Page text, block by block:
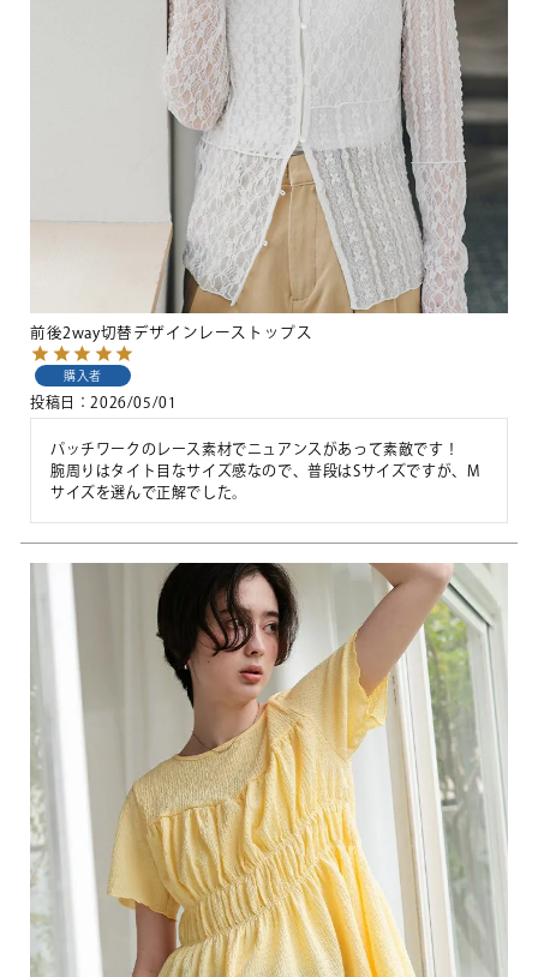
前後2way切替デザインレーストップス
購入者
投稿日 2026/05/01
パッチワークのレース素材でニュアンスがあって素敵です！
腕周りはタイト目なサイズ感なので、普段はSサイズですが、M
サイズを選んで正解でした。